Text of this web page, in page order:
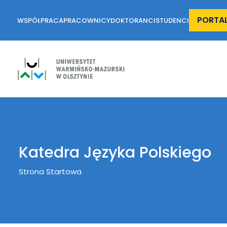
WSPÓŁPRACAPRACOWNICYDOKTORANCISTUDENCI
Katedra Języka Polskiego
Breadcrumb
Strona Startowa